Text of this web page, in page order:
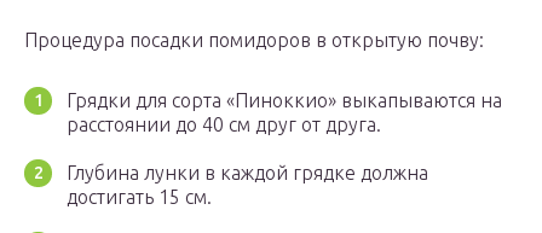
Процедура посадки помидоров в открытую почву:
Грядки для сорта «Пиноккио» выкапываются на
расстоянии до 40 см друг от друга.
Глубина лунки в каждой грядке должна
достигать 15 см.